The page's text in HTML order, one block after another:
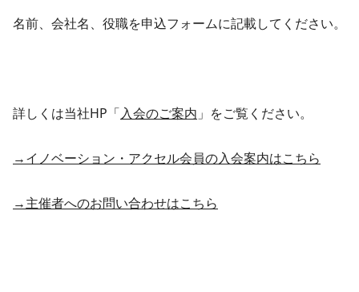
名前、会社名、役職を申込フォームに記載してください。
詳しくは当社HP「入会のご案内 」をご覧ください。
→イノベーション・アクセル会員の入会案内はこちら
→主催者へのお問い合わせはこちら